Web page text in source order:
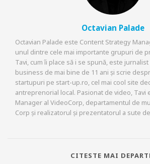
Octavian Palade
Octavian Palade este Content Strategy
unul dintre cele mai importante grupuri de
Tavi, cum îi place să i se spună, este
business de mai bine de 11 ani și scrie
startupuri pe start-up.ro, cel mai cool site
antreprenorial local. Pasionat de video, Tavi
Manager al VideoCorp, departamentul de
Corp și realizatorul și prezentatorul a sute
CITESTE MAI